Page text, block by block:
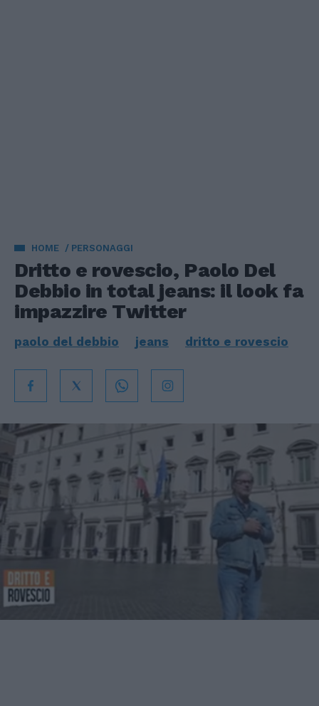
HOME PERSONAGGI
Dritto e rovescio, Paolo Del
Debbio in total jeans: il look fa
impazzire Twitter
paolo del debbio jeans dritto e rovescio